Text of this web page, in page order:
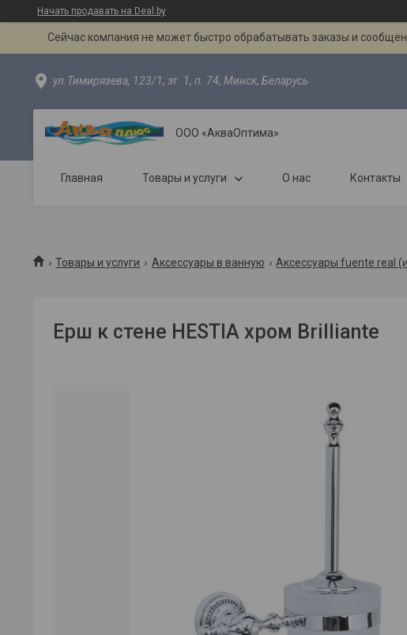
Начать продавать на Deal.by
Сейчас компания не может быстро обрабатывать заказы и
ул.Тимирязева, 123/1, эт. 1, п. 74, Минск, Беларусь
ООО «АкваОптима»
Главная Товары и услуги О нас Контакты
Товары и услуги Аксессуары в ванную Аксессуары fuente real
Ерш к стене HESTIA хром Brilliante